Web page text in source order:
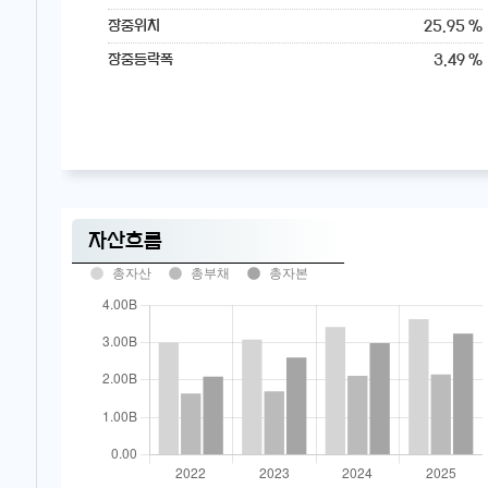
장중위치 25.95 %
장중등락폭 3.49 %
자산흐름
총자산 총부채 총자본